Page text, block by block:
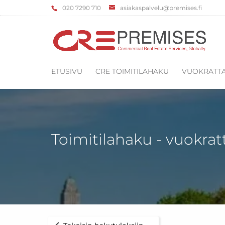
‌020 7290 710 asiakaspalvelu@premises.fi
ETUSIVU CRE TOIMITILAHAKU
Toimitilahaku -